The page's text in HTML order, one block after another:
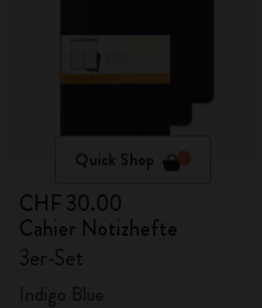
Quick Shop
CHF 30.00
Cahier Notizhefte
3er-Set